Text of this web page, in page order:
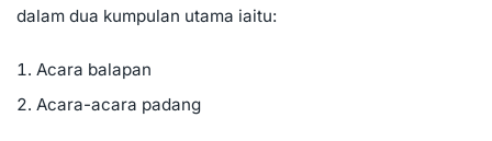
dalam dua kumpulan utama iaitu:
Acara balapan
Acara-acara padang